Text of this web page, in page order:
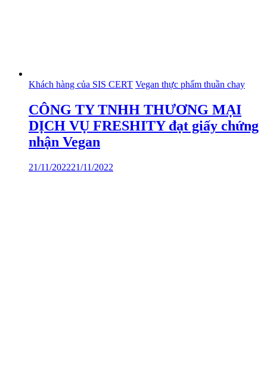
Khách hàng của SIS CERT Vegan thực phẩm thuần chay
CÔNG TY TNHH THƯƠNG MẠI
DỊCH VỤ FRESHITY đạt giấy chứng
nhận Vegan
21/11/202221/11/2022